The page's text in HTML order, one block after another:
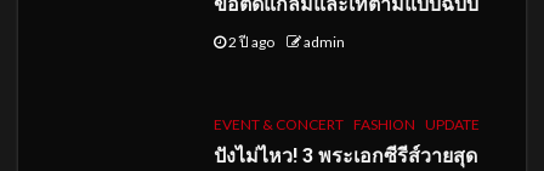
2 ปี ago admin
EVENT & CONCERT FASHION UPDATE
ปังไม่ไหว! 3 พระเอกซีรีส์วายสุด